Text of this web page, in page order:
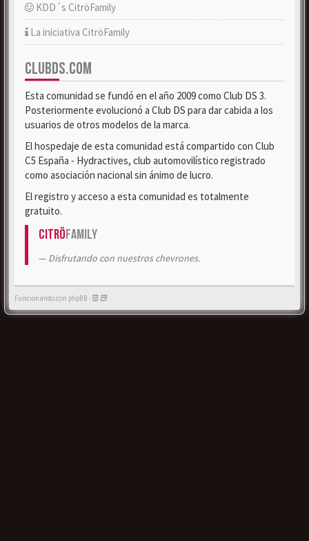
KDD´s CitröFamily
La iniciativa CitröFamily
CLUBDS.COM
Esta comunidad se fundó en el año 2009 como Club DS 3.
Posteriormente evolucionó a Club DS para dar cabida a los
usuarios de otros modelos de la marca.
El hospedaje de esta comunidad está compartido con Club
C5 España - Hydractives, club automovilístico registrado
como asociación nacional sin ánimo de lucro.
El registro y acceso a esta comunidad es totalmente
gratuito.
CitröFamily
Disfrutando con nuestros chevrones.
Funcionando con phpBB -